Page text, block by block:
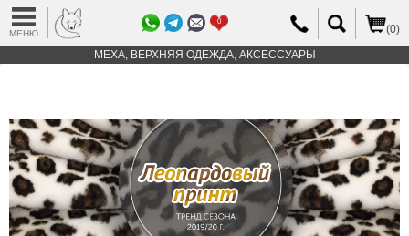
МЕНЮ
0
(0)
МЕХА, ВЕРХНЯЯ ОДЕЖДА, АКСЕССУАРЫ